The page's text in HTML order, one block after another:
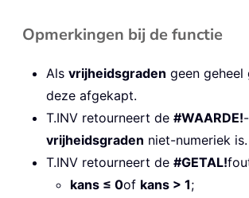
Opmerkingen bij de functie
Als vrijheidsgraden geen
deze afgekapt.
T.INV retourneert de #WAARDE!
vrijheidsgraden niet-numeriek is.
T.INV retourneert de #GETAL!
kans ≤ 0of kans > 1;